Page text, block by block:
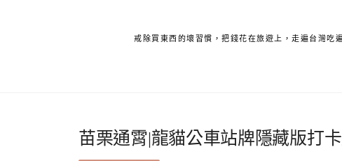
戒除買東西的壞習慣，把錢花在旅遊上，走遍台灣吃
苗栗通霄|龍貓公車站牌隱藏版打